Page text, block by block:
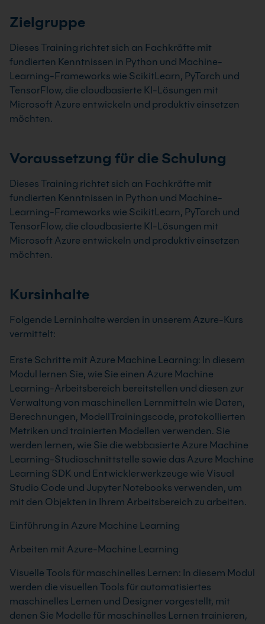
Zielgruppe
Dieses Training richtet sich an Fachkräfte mit
fundierten Kenntnissen in Python und Machine-
Learning-Frameworks wie ScikitLearn, PyTorch und
TensorFlow, die cloudbasierte KI-Lösungen mit
Microsoft Azure entwickeln und produktiv einsetzen
möchten.
Voraussetzung für die Schulung
Dieses Training richtet sich an Fachkräfte mit
fundierten Kenntnissen in Python und Machine-
Learning-Frameworks wie ScikitLearn, PyTorch und
TensorFlow, die cloudbasierte KI-Lösungen mit
Microsoft Azure entwickeln und produktiv einsetzen
möchten.
Kursinhalte
Folgende Lerninhalte werden in unserem Azure-Kurs
vermittelt:
Erste Schritte mit Azure Machine Learning: In diesem
Modul lernen Sie, wie Sie einen Azure Machine
Learning-Arbeitsbereich bereitstellen und diesen zur
Verwaltung von maschinellen Lernmitteln wie Daten,
Berechnungen, ModellTrainingscode, protokollierten
Metriken und trainierten Modellen verwenden. Sie
werden lernen, wie Sie die webbasierte Azure Machine
Learning-Studioschnittstelle sowie das Azure Machine
Learning SDK und Entwicklerwerkzeuge wie Visual
Studio Code und Jupyter Notebooks verwenden, um
mit den Objekten in Ihrem Arbeitsbereich zu arbeiten.
Einführung in Azure Machine Learning
Arbeiten mit Azure-Machine Learning
Visuelle Tools für maschinelles Lernen: In diesem Modul
werden die visuellen Tools für automatisiertes
maschinelles Lernen und Designer vorgestellt, mit
denen Sie Modelle für maschinelles Lernen trainieren,